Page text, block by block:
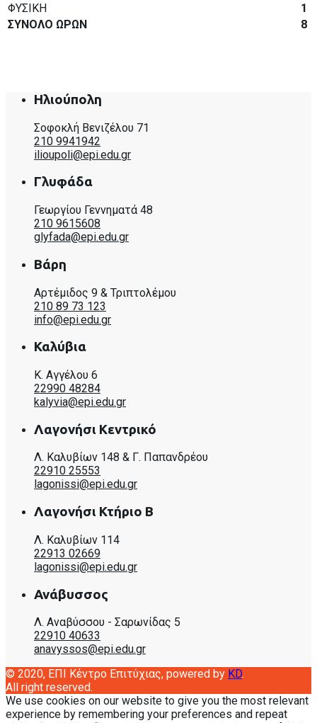
ΦΥΣΙΚΗ
1
ΣΥΝΟΛΟ ΩΡΩΝ
8
Ηλιούπολη
Σοφοκλή Βενιζέλου 71
210 9941942
ilioupoli@epi.edu.gr
Γλυφάδα
Γεωργίου Γεννηματά 48
210 9615608
glyfada@epi.edu.gr
Βάρη
Αρτέμιδος 9 & Τριπτολέμου
210 89 73 123
info@epi.edu.gr
Καλύβια
Κ. Αγγέλου 6
22990 48284
kalyvia@epi.edu.gr
Λαγονήσι Κεντρικό
Λ. Καλυβίων 148 & Γ. Παπανδρέου
22910 25553
lagonissi@epi.edu.gr
Λαγονήσι Κτήριο Β
Λ. Καλυβίων 114
22913 02669
lagonissi@epi.edu.gr
Ανάβυσσος
Λ. Αναβύσσου - Σαρωνίδας 5
22910 40633
anavyssos@epi.edu.gr
© 2020, EΠΙ Κέντρο Επιτύχιας, powered by KD.
All right reserved.
We use cookies on our website to give you the most relevant
experience by remembering your preferences and repeat